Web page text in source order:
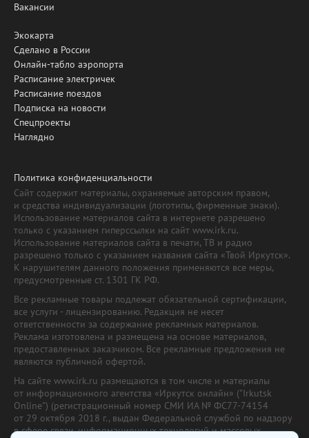
Вакансии
Экокарта
Сделано в России
Онлайн-табло аэропорта
Расписание электричек
Расписание поездов
Подписка на новости
Спецпроекты
Наглядно
Политика конфиденциальности
Сайт содержит материалы, охраняемые авторским правом,
и средства индивидуализации (логотипы, фирменные знаки).
Использование материалов сайта в интернете разрешено
только с указанием гиперссылки на сайт www.irk.ru.
Использование материалов сайта в печати, ТВ и радио
разрешено только с указанием названия сайта «Твой Иркутск».
К нарушителям данного положения применяются все меры,
предусмотренные ст. 1301 ГК РФ.
Все рекламные товары подлежат обязательной сертификации,
все услуги - лицензированию. Редакция не несет
ответственности за содержание рекламных материалов.
Реклама изготовлена и размещена на основе материалов,
предоставленных заказчиком. Все рекламные предложения не
являются публичной офертой.
На сайте www.irk.ru размещаются в том числе и материалы
от информационного агентства «Иркутск онлайн» ("Irkutsk
Online") (регистрационный номер СМИ ИА № ФС77-74154
от 29 октября 2018 г., выдан Федеральной службой по надзору
в сфере связи, информационных технологий и массовых